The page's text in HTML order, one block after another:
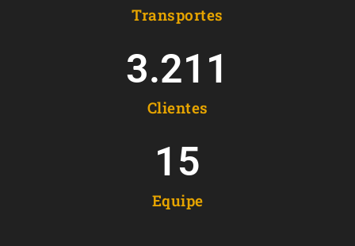
Transportes
Clientes
3.211
Equipe
15